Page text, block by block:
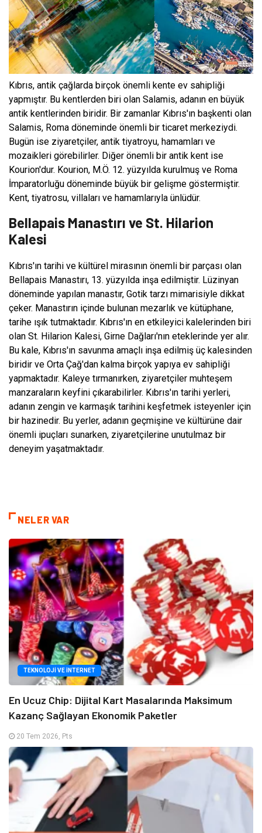
Kıbrıs, antik çağlarda birçok önemli kente ev sahipliği
yapmıştır. Bu kentlerden biri olan Salamis, adanın en büyük
antik kentlerinden biridir. Bir zamanlar Kıbrıs'ın başkenti olan
Salamis, Roma döneminde önemli bir ticaret merkeziydi.
Bugün ise ziyaretçiler, antik tiyatroyu, hamamları ve
mozaikleri görebilirler. Diğer önemli bir antik kent ise
Kourion'dur. Kourion, M.Ö. 12. yüzyılda kurulmuş ve Roma
İmparatorluğu döneminde büyük bir gelişme göstermiştir.
Kent, tiyatrosu, villaları ve hamamlarıyla ünlüdür.
Bellapais Manastırı ve St. Hilarion
Kalesi
Kıbrıs'ın tarihi ve kültürel mirasının önemli bir parçası olan
Bellapais Manastırı, 13. yüzyılda inşa edilmiştir. Lüzinyan
döneminde yapılan manastır, Gotik tarzı mimarisiyle dikkat
çeker. Manastırın içinde bulunan mezarlık ve kütüphane,
tarihe ışık tutmaktadır. Kıbrıs'ın en etkileyici kalelerinden biri
olan St. Hilarion Kalesi, Girne Dağları'nın eteklerinde yer alır.
Bu kale, Kıbrıs'ın savunma amaçlı inşa edilmiş üç kalesinden
biridir ve Orta Çağ'dan kalma birçok yapıya ev sahipliği
yapmaktadır. Kaleye tırmanırken, ziyaretçiler muhteşem
manzaraların keyfini çıkarabilirler. Kıbrıs'ın tarihi yerleri,
adanın zengin ve karmaşık tarihini keşfetmek isteyenler için
bir hazinedir. Bu yerler, adanın geçmişine ve kültürüne dair
önemli ipuçları sunarken, ziyaretçilerine unutulmaz bir
deneyim yaşatmaktadır.
NELER VAR
TEKNOLOJI VE İNTERNET
En Ucuz Chip: Dijital Kart Masalarında Maksimum
Kazanç Sağlayan Ekonomik Paketler
20 Tem 2026, Pts